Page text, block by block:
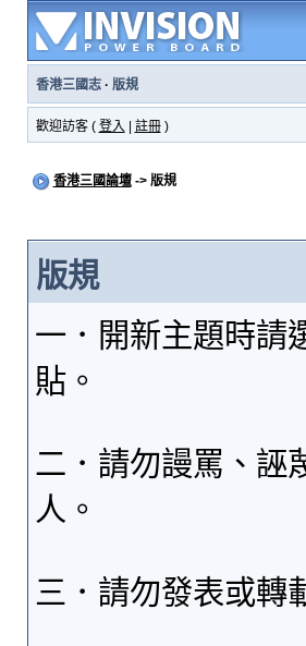
香港三國志· 版規
歡迎訪客 ( 登入 註冊)
香港三國論壇-> 版規
版規
一．開新主題時請
貼。
二．請勿謾罵、誣
人。
三．請勿發表或轉